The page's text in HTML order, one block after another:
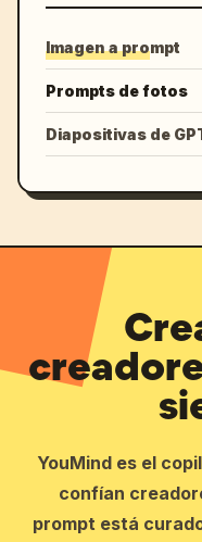
Imagen a prompt
Prompts de fotos
Diapositivas de
YouMind es el
confían
prompt está